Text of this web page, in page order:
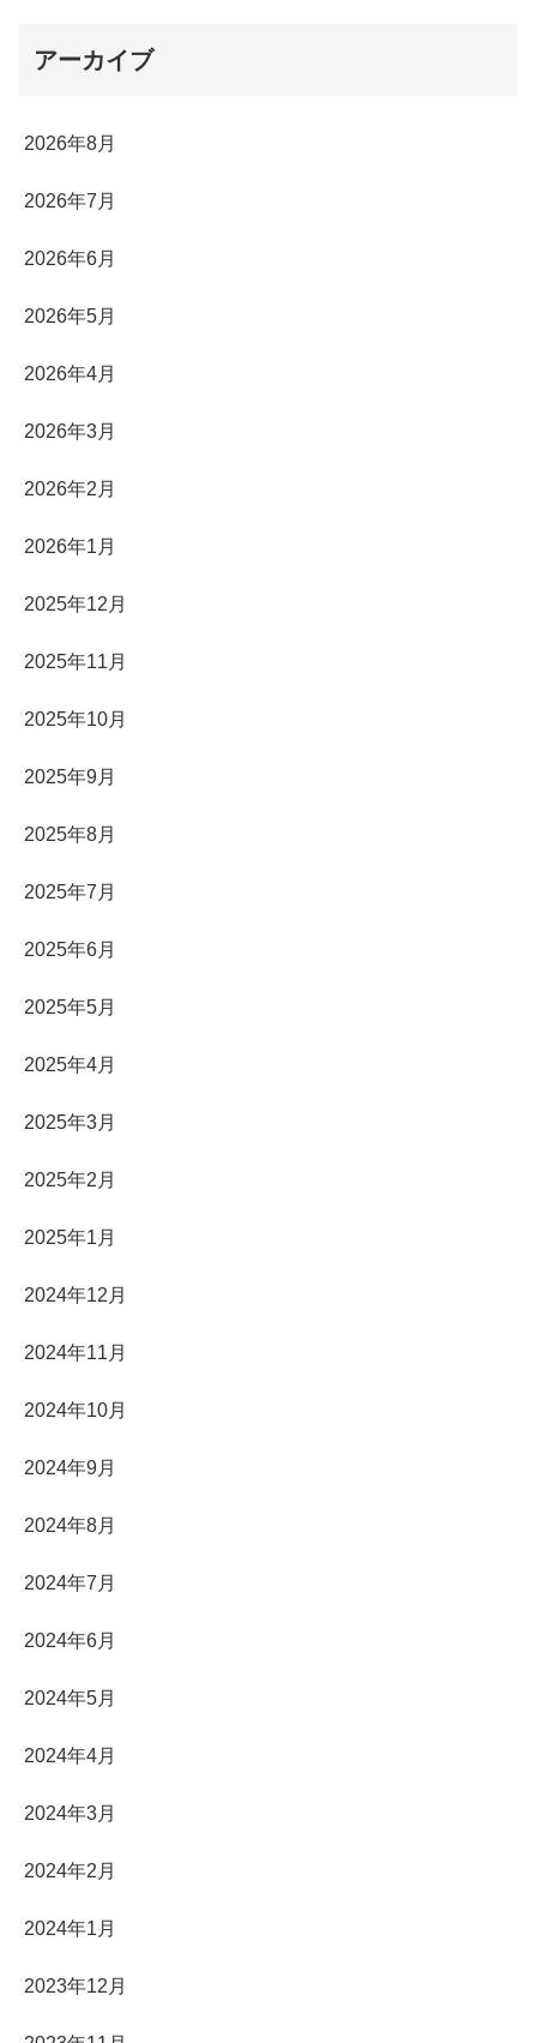
アーカイブ
2026年8月
2026年7月
2026年6月
2026年5月
2026年4月
2026年3月
2026年2月
2026年1月
2025年12月
2025年11月
2025年10月
2025年9月
2025年8月
2025年7月
2025年6月
2025年5月
2025年4月
2025年3月
2025年2月
2025年1月
2024年12月
2024年11月
2024年10月
2024年9月
2024年8月
2024年7月
2024年6月
2024年5月
2024年4月
2024年3月
2024年2月
2024年1月
2023年12月